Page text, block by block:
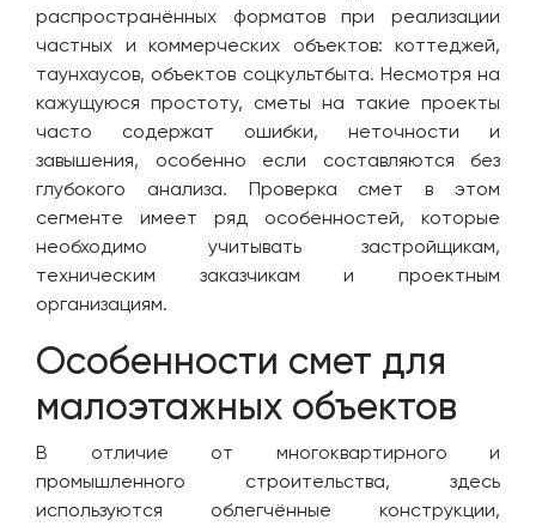
распространённых форматов при реализации
частных и коммерческих объектов: коттеджей,
таунхаусов, объектов соцкультбыта. Несмотря на
кажущуюся простоту, сметы на такие проекты
часто содержат ошибки, неточности и
завышения, особенно если составляются без
глубокого анализа. Проверка смет в этом
сегменте имеет ряд особенностей, которые
необходимо учитывать застройщикам,
техническим заказчикам и проектным
организациям.
Особенности смет для
малоэтажных объектов
В отличие от многоквартирного и
промышленного строительства, здесь
используются облегчённые конструкции,